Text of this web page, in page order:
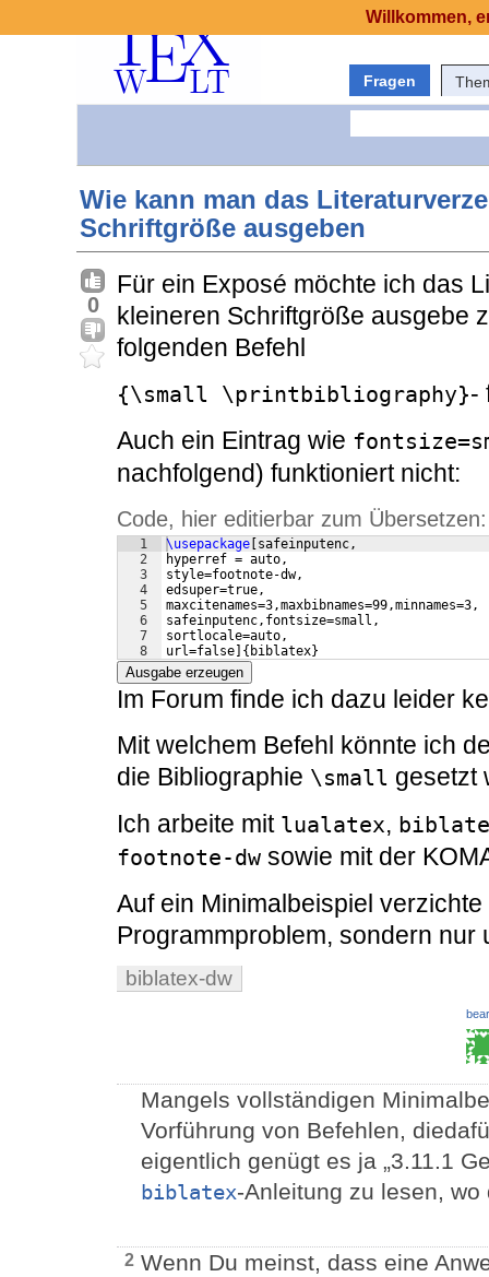
Fragen
Wie kann man das
Schriftgröße ausgeben
0
Für ein Exposé möchte ich das
kleineren Schriftgröße ausgebe
folgenden Befehl
{\small \printbibliography}-
Auch ein Eintrag wie
nachfolgend) funktioniert nicht:
Code, hier editierbar zum Übersetzen:
1
2
3
4
5
6
7
8
\usepackage safeinputenc,
hyperref = auto,
style=footnote-dw,
edsuper=true,
maxcitenames=3,maxbibnames=99,minnames=3,
safeinputenc,fontsize=small,
sortlocale=auto,
url=false { biblatex}
Ausgabe erzeugen
Im Forum finde ich dazu leider
Mit welchem Befehl könnte ich
die Bibliographie \small gesetzt
Ich arbeite mit lualatex,
footnote-dw sowie mit der
Auf ein Minimalbeispiel
Programmproblem, sondern nur
biblatex-dw
Mangels vollständigen
Vorführung von Befehlen,
eigentlich genügt es ja „3.11.1
biblatex-Anleitung zu lesen,
2 Wenn Du meinst, dass eine
Willkommen,